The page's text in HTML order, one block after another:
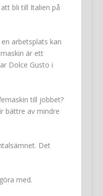
bli till Italien på
arbetsplats kan
är ett
Dolce Gusto i
till jobbet?
bättre av mindre
Det
med.